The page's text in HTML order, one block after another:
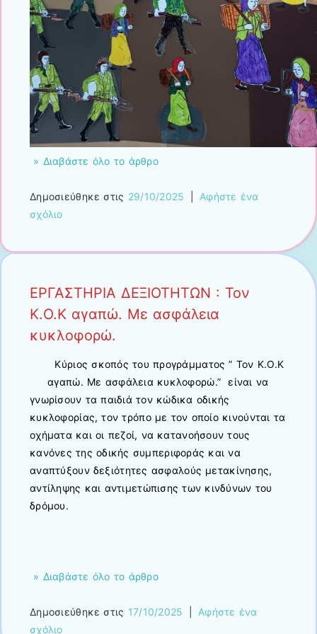
» Διαβάστε όλο το άρθρο
Δημοσιεύθηκε στις 29/10/2025
Αφήστε ένα
σχόλιο
ΕΡΓΑΣΤΗΡΙΑ ΔΕΞΙΟΤΗΤΩΝ : Τον
Κ.Ο.Κ αγαπώ. Με ασφάλεια
κυκλοφορώ.
Κύριος σκοπός του προγράμματος ” Τον Κ.Ο.Κ
αγαπώ. Με ασφάλεια κυκλοφορώ.” είναι να
γνωρίσουν τα παιδιά τον κώδικα οδικής
κυκλοφορίας, τον τρόπο με τον οποίο κινούνται τα
οχήματα και οι πεζοί, να κατανοήσουν τους
κανόνες της οδικής συμπεριφοράς και να
αναπτύξουν δεξιότητες ασφαλούς μετακίνησης,
αντίληψης και αντιμετώπισης των κινδύνων του
δρόμου.
» Διαβάστε όλο το άρθρο
Δημοσιεύθηκε στις 17/10/2025
Αφήστε ένα
σχόλιο